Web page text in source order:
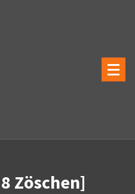
Zöschen]